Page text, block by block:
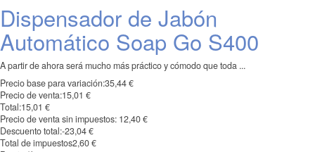
Dispensador de Jabón
Automático Soap Go S400
A partir de ahora será mucho más práctico y cómodo que toda ...
Precio base para variación:35,44 €
Precio de venta:15,01 €
Total:15,01 €
Precio de venta sin impuestos: 12,40 €
Descuento total:-23,04 €
Total de impuestos2,60 €